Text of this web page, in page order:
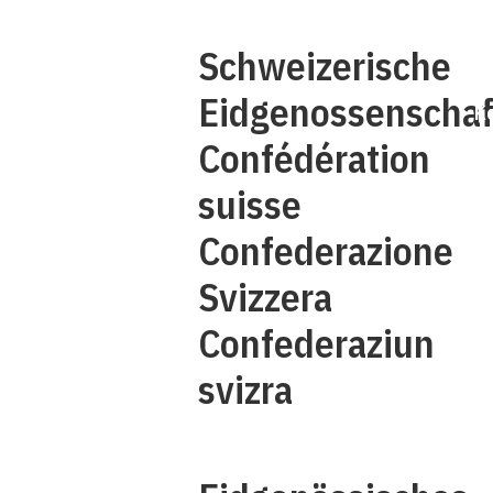
Schweizerische
Confédération
suisse
Confederazione
Svizzera
Confederaziun
svizra